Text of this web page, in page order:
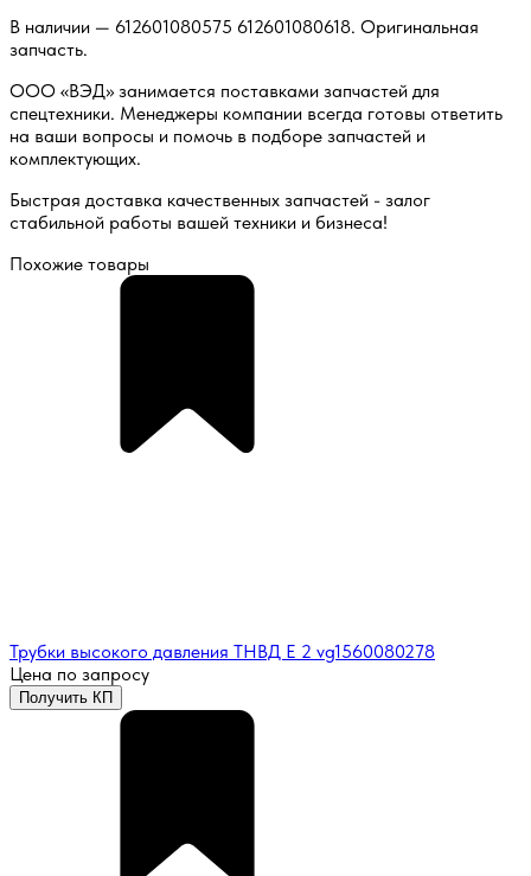
В наличии — 612601080575 612601080618. Оригинальная
запчасть.
ООО «ВЭД» занимается поставками запчастей для
спецтехники. Менеджеры компании всегда готовы ответить
на ваши вопросы и помочь в подборе запчастей и
комплектующих.
Быстрая доставка качественных запчастей - залог
стабильной работы вашей техники и бизнеса!
Похожие товары
Трубки высокого давления ТНВД Е 2 vg1560080278
Цена по запросу
Получить КП